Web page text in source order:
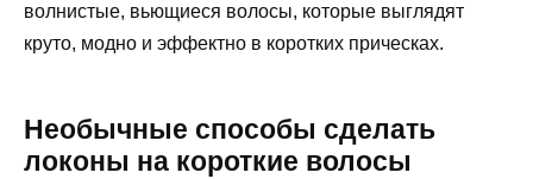
волнистые, вьющиеся волосы, которые выглядят
круто, модно и эффектно в коротких прическах.
Необычные способы сделать
локоны на короткие волосы